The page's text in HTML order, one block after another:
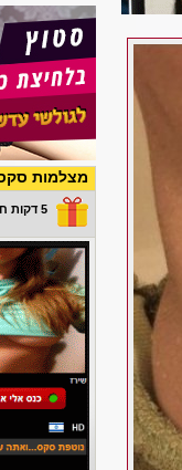
מצלמות
5 דקות חינם במתנה